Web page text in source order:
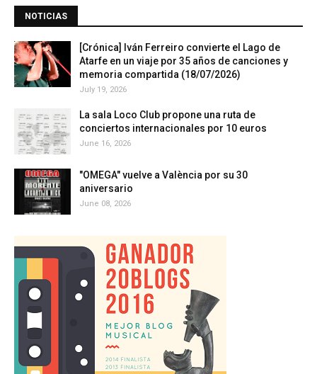
NOTICIAS
[Crónica] Iván Ferreiro convierte el Lago de
Atarfe en un viaje por 35 años de canciones y
memoria compartida (18/07/2026)
July 19, 2026
La sala Loco Club propone una ruta de
conciertos internacionales por 10 euros
June 16, 2026
"OMEGA" vuelve a València por su 30
aniversario
June 08, 2026